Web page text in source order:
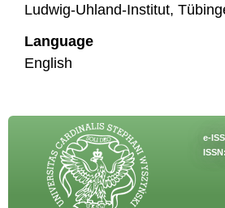
Ludwig-Uhland-Institut,
Language
English
e-